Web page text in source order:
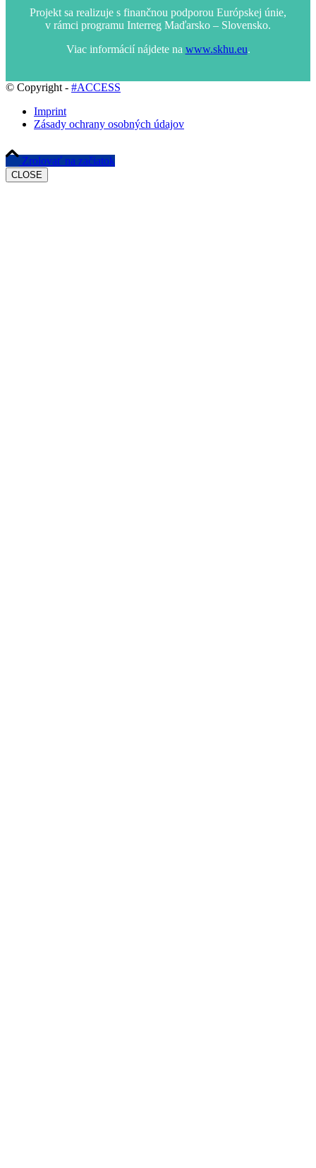
Projekt sa realizuje s finančnou podporou Európskej únie,
v rámci programu Interreg Maďarsko – Slovensko.
Viac informácií nájdete na www.skhu.eu.
© Copyright - #ACCESS
Imprint
Zásady ochrany osobných údajov
Zrolovať na začiatok
CLOSE